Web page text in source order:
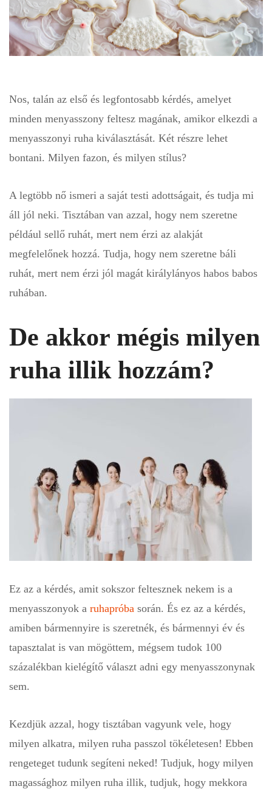
Nos, talán az első és legfontosabb kérdés, amelyet
minden menyasszony feltesz magának, amikor elkezdi a
menyasszonyi ruha kiválasztását. Két részre lehet
bontani. Milyen fazon, és milyen stílus?
A legtöbb nő ismeri a saját testi adottságait, és tudja mi
áll jól neki. Tisztában van azzal, hogy nem szeretne
például sellő ruhát, mert nem érzi az alakját
megfelelőnek hozzá. Tudja, hogy nem szeretne báli
ruhát, mert nem érzi jól magát királylányos habos babos
ruhában.
De akkor mégis milyen
ruha illik hozzám?
Ez az a kérdés, amit sokszor feltesznek nekem is a
menyasszonyok a ruhapróba során. És ez az a kérdés,
amiben bármennyire is szeretnék, és bármennyi év és
tapasztalat is van mögöttem, mégsem tudok 100
százalékban kielégítő választ adni egy menyasszonynak
sem.
Kezdjük azzal, hogy tisztában vagyunk vele, hogy
milyen alkatra, milyen ruha passzol tökéletesen! Ebben
rengeteget tudunk segíteni neked! Tudjuk, hogy milyen
magassághoz milyen ruha illik, tudjuk, hogy mekkora